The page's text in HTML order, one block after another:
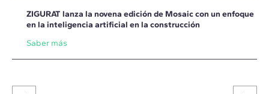
ZIGURAT lanza la novena edición de Mosaic con un enfoque
en la inteligencia artificial en la construcción
Saber más